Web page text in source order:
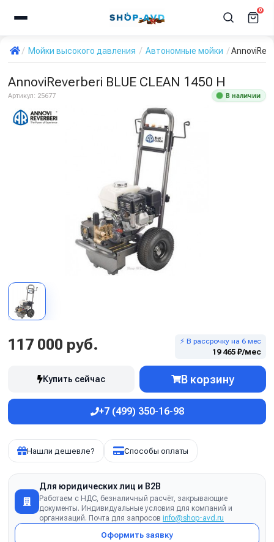
0
Мойки высокого давления Автономные мойки
AnnoviReverberi BLUE CLEAN 1450 H
Артикул: 25677 В наличии
117 000 руб. ⚡ В рассрочку на 6 мес
19 465 ₽/мес
Купить сейчас В корзину
+7 (499) 350-16-98
Нашли дешевле? Способы оплаты
Для юридических лиц и B2B
Работаем с НДС, безналичный расчёт, закрывающие
документы. Индивидуальные условия для компаний и
организаций. Почта для запросов info@shop-avd.ru
Оформить заявку